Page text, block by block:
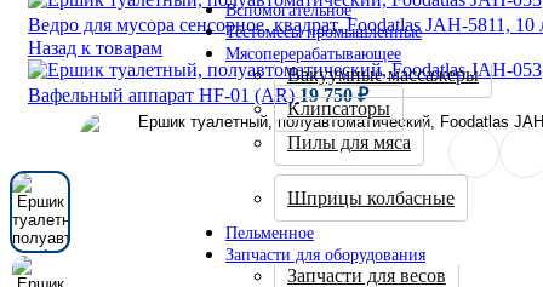
Вспомогательное
Тестомесы промышленные
Мясоперерабатывающее
Вакуумные массажеры
Клипсаторы
Пилы для мяса
Шприцы колбасные
Пельменное
Запчасти для оборудования
Запчасти для весов
Ведро для мусора сенсорное, квадрат, Foodatlas JAH-5811,
Назад к товарам
Вафельный аппарат HF-01 (AR)19 750₽